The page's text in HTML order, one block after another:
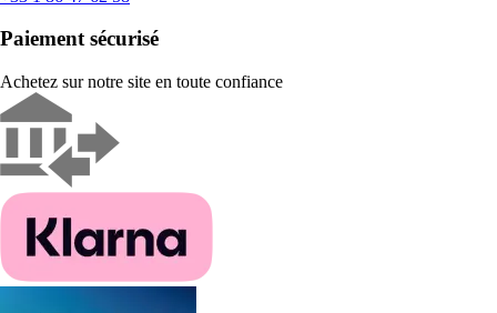
Paiement sécurisé
Achetez sur notre site en toute confiance